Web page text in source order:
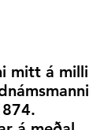
mitt á milli